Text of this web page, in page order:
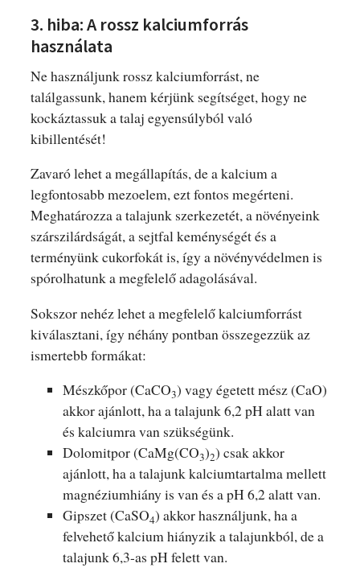
3. hiba: A rossz kalciumforrás
használata
Ne használjunk rossz kalciumforrást, ne
találgassunk, hanem kérjünk segítséget, hogy ne
kockáztassuk a talaj egyensúlyból való
kibillentését!
Zavaró lehet a megállapítás, de a kalcium a
legfontosabb mezoelem, ezt fontos megérteni.
Meghatározza a talajunk szerkezetét, a növényeink
szárszilárdságát, a sejtfal keménységét és a
terményünk cukorfokát is, így a növényvédelmen is
spórolhatunk a megfelelő adagolásával.
Sokszor nehéz lehet a megfelelő kalciumforrást
kiválasztani, így néhány pontban összegezzük az
ismertebb formákat:
Mészkőpor (CaCO3) vagy égetett mész (CaO)
akkor ajánlott, ha a talajunk 6,2 pH alatt van
és kalciumra van szükségünk.
Dolomitpor (CaMg(CO3)2) csak akkor
ajánlott, ha a talajunk kalciumtartalma mellett
magnéziumhiány is van és a pH 6,2 alatt van.
Gipszet (CaSO4) akkor használjunk, ha a
felvehető kalcium hiányzik a talajunkból, de a
talajunk 6,3-as pH felett van.